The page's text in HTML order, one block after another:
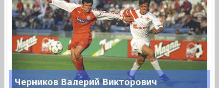
Черников Валерий Викторович